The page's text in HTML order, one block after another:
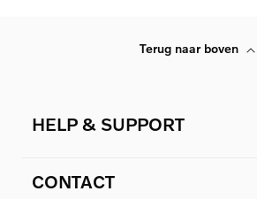
Terug naar boven
HELP & SUPPORT
CONTACT